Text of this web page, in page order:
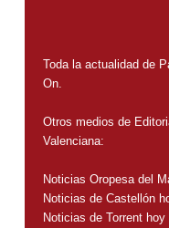
Toda la actualidad de
On.
Otros medios de
Valenciana:
Noticias Oropesa del
Noticias de Castellón
Noticias de Torrent hoy